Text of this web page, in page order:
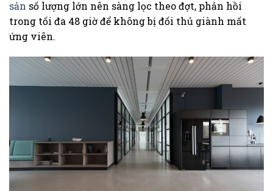
sản số lượng lớn nên sàng lọc theo đợt, phản hồi
trong tối đa 48 giờ để không bị đối thủ giành mất
ứng viên.